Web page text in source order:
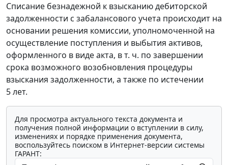
Списание безнадежной к взысканию дебиторской
задолженности с забалансового учета происходит на
основании решения комиссии, уполномоченной на
осуществление поступления и выбытия активов,
оформленного в виде акта, в т. ч. по завершении
срока возможного возобновления процедуры
взыскания задолженности, а также по истечении
5 лет.
Для просмотра актуального текста документа и
получения полной информации о вступлении в силу,
изменениях и порядке применения документа,
воспользуйтесь поиском в Интернет-версии системы
ГАРАНТ: